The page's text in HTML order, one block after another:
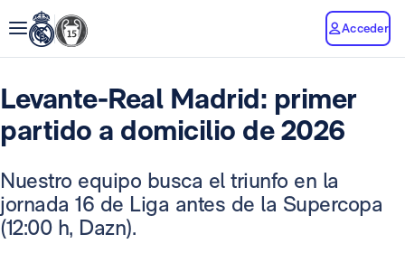
Acceder
Levante-Real Madrid: primer
partido a domicilio de 2026
Nuestro equipo busca el triunfo en la
jornada 16 de Liga antes de la Supercopa
(12:00 h, Dazn).